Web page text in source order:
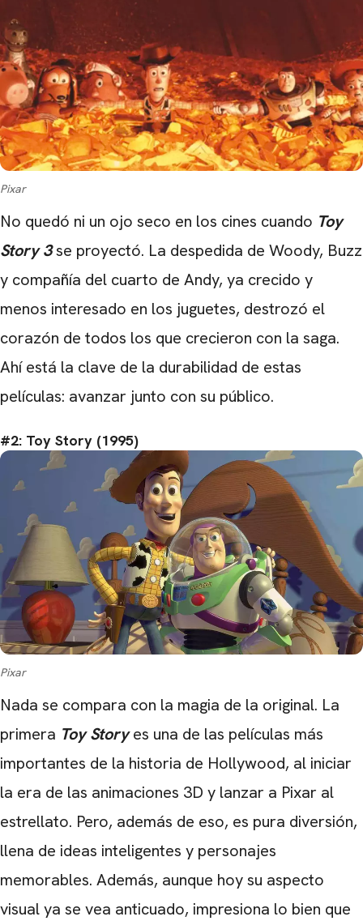
Pixar
No quedó ni un ojo seco en los cines cuando Toy
Story 3se proyectó. La despedida de Woody, Buzz
y compañía del cuarto de Andy, ya crecido y
menos interesado en los juguetes, destrozó el
corazón de todos los que crecieron con la saga.
Ahí está la clave de la durabilidad de estas
películas: avanzar junto con su público.
#2: Toy Story (1995)
Pixar
Nada se compara con la magia de la original. La
primera Toy Storyes una de las películas más
importantes de la historia de Hollywood, al iniciar
la era de las animaciones 3D y lanzar a Pixar al
estrellato. Pero, además de eso, es pura diversión,
llena de ideas inteligentes y personajes
memorables. Además, aunque hoy su aspecto
visual ya se vea anticuado, impresiona lo bien que